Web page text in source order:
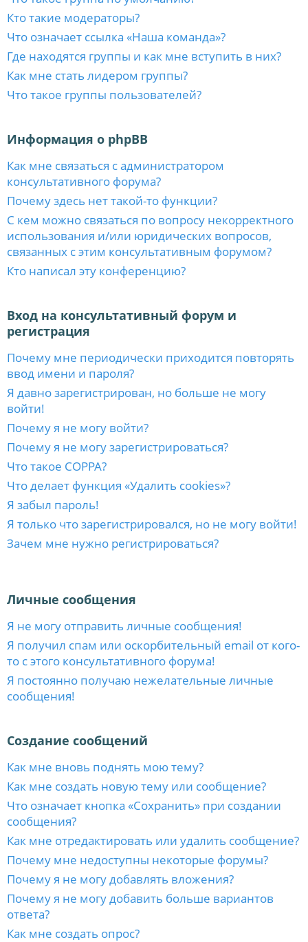
Кто такие модераторы?
Что означает ссылка «Наша команда»?
Где находятся группы и как мне вступить в них?
Как мне стать лидером группы?
Что такое группы пользователей?
Информация о phpBB
Как мне связаться с администратором
консультативного форума?
Почему здесь нет такой-то функции?
С кем можно связаться по вопросу некорректного
использования и/или юридических вопросов,
связанных с этим консультативным форумом?
Кто написал эту конференцию?
Вход на консультативный форум и
регистрация
Почему мне периодически приходится повторять
ввод имени и пароля?
Я давно зарегистрирован, но больше не могу
войти!
Почему я не могу войти?
Почему я не могу зарегистрироваться?
Что такое COPPA?
Что делает функция «Удалить cookies»?
Я забыл пароль!
Я только что зарегистрировался, но не могу войти!
Зачем мне нужно регистрироваться?
Личные сообщения
Я не могу отправить личные сообщения!
Я получил спам или оскорбительный email от кого-
то с этого консультативного форума!
Я постоянно получаю нежелательные личные
сообщения!
Создание сообщений
Как мне вновь поднять мою тему?
Как мне создать новую тему или сообщение?
Что означает кнопка «Сохранить» при создании
сообщения?
Как мне отредактировать или удалить сообщение?
Почему мне недоступны некоторые форумы?
Почему я не могу добавлять вложения?
Почему я не могу добавить больше вариантов
ответа?
Как мне создать опрос?